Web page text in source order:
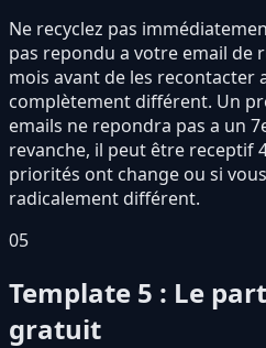
Ne recyclez pas
pas repondu a votre email de
mois avant de les recontacter
complètement différent. Un
emails ne repondra pas a un
revanche, il peut être receptif
priorités ont change ou si
radicalement différent.
05
Template 5 : Le
gratuit